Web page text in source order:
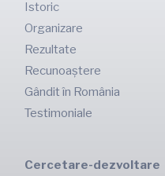
Istoric
Organizare
Rezultate
Recunoaștere
Gândit în România
Testimoniale
Cercetare-dezvoltare